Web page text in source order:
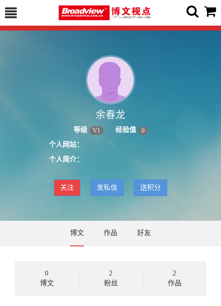
余春龙
等级 V1 经验值 0
个人网站：
个人简介：
关注 发私信 送积分
博文 作品 好友
0
博文
2
粉丝
2
作品